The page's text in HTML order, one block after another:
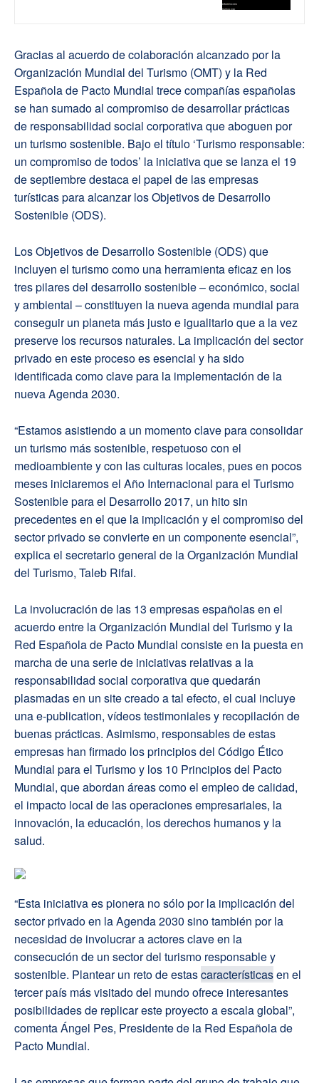
Gracias al acuerdo de colaboración alcanzado por la
Organización Mundial del Turismo (OMT) y la Red
Española de Pacto Mundial trece compañías españolas
se han sumado al compromiso de desarrollar prácticas
de responsabilidad social corporativa que aboguen por
un turismo sostenible. Bajo el título ‘Turismo responsable:
un compromiso de todos’ la iniciativa que se lanza el 19
de septiembre destaca el papel de las empresas
turísticas para alcanzar los Objetivos de Desarrollo
Sostenible (ODS).
Los Objetivos de Desarrollo Sostenible (ODS) que
incluyen el turismo como una herramienta eficaz en los
tres pilares del desarrollo sostenible – económico, social
y ambiental – constituyen la nueva agenda mundial para
conseguir un planeta más justo e igualitario que a la vez
preserve los recursos naturales. La implicación del sector
privado en este proceso es esencial y ha sido
identificada como clave para la implementación de la
nueva Agenda 2030.
“Estamos asistiendo a un momento clave para consolidar
un turismo más sostenible, respetuoso con el
medioambiente y con las culturas locales, pues en pocos
meses iniciaremos el Año Internacional para el Turismo
Sostenible para el Desarrollo 2017, un hito sin
precedentes en el que la implicación y el compromiso del
sector privado se convierte en un componente esencial”,
explica el secretario general de la Organización Mundial
del Turismo, Taleb Rifai.
La involucración de las 13 empresas españolas en el
acuerdo entre la Organización Mundial del Turismo y la
Red Española de Pacto Mundial consiste en la puesta en
marcha de una serie de iniciativas relativas a la
responsabilidad social corporativa que quedarán
plasmadas en un site creado a tal efecto, el cual incluye
una e-publication, vídeos testimoniales y recopilación de
buenas prácticas. Asimismo, responsables de estas
empresas han firmado los principios del Código Ético
Mundial para el Turismo y los 10 Principios del Pacto
Mundial, que abordan áreas como el empleo de calidad,
el impacto local de las operaciones empresariales, la
innovación, la educación, los derechos humanos y la
salud.
“Esta iniciativa es pionera no sólo por la implicación del
sector privado en la Agenda 2030 sino también por la
necesidad de involucrar a actores clave en la
consecución de un sector del turismo responsable y
sostenible. Plantear un reto de estascaracterísticasen el
tercer país más visitado del mundo ofrece interesantes
posibilidades de replicar este proyecto a escala global”,
comenta Ángel Pes, Presidente de la Red Española de
Pacto Mundial.